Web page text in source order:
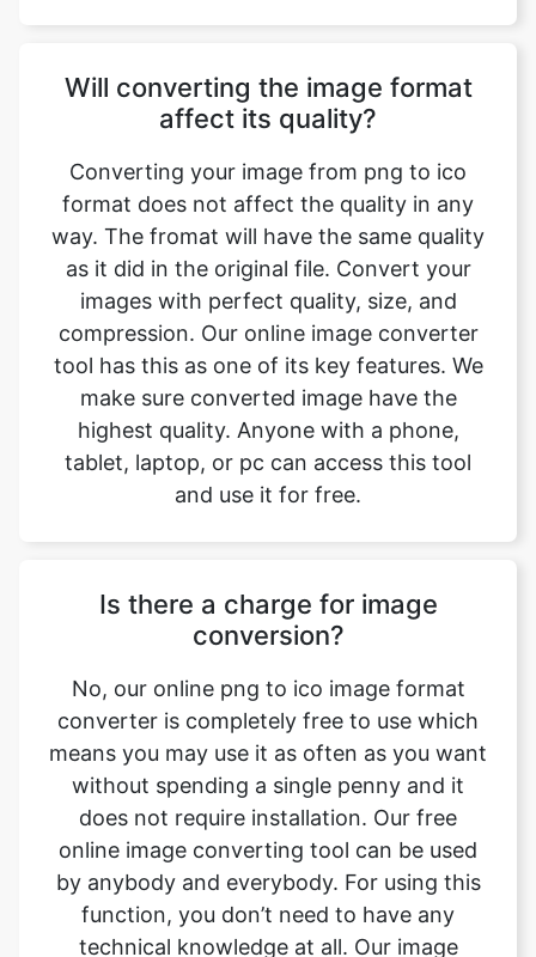
format does not affect the quality in any
way. The fromat will have the same quality
as it did in the original file. Convert your
images with perfect quality, size, and
compression. Our online image converter
tool has this as one of its key features. We
make sure converted image have the
highest quality. Anyone with a phone,
tablet, laptop, or pc can access this tool
and use it for free.
Is there a charge for image
converter is completely free to use which
means you may use it as often as you want
without spending a single penny and it
does not require installation. Our free
online image converting tool can be used
by anybody and everybody. For using this
function, you don’t need to have any
technical knowledge at all. Our image
converter is completely free and online,
This tool is easy to use you just have to
upload the original file and you will get a